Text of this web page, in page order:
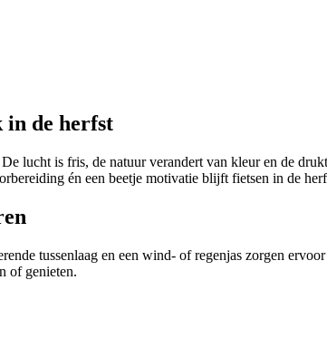
in de herfst
lucht is fris, de natuur verandert van kleur en de
én een beetje motivatie blijft fietsen in de
tussenlaag en een wind- of regenjas zorgen
of genieten.